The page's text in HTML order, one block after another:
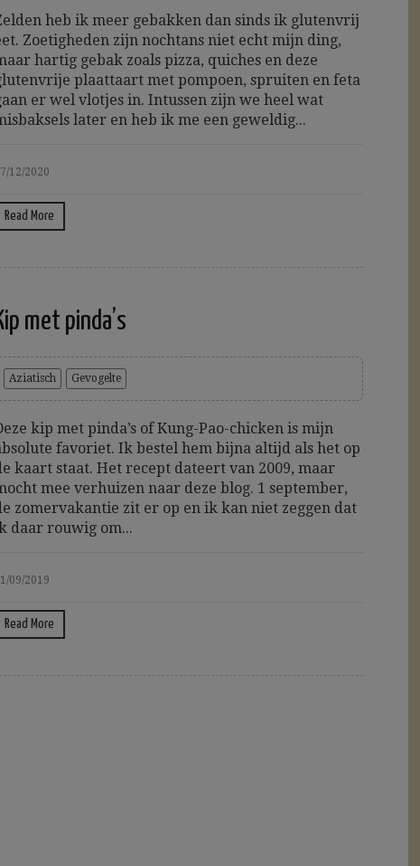
heb ik meer gebakken dan sinds ik glutenvrij
Zoetigheden zijn nochtans niet echt mijn ding,
hartig gebak zoals pizza, quiches en deze
plaattaart met pompoen, spruiten en feta
er wel vlotjes in. Intussen zijn we heel wat
later en heb ik me een geweldig...
12/2020
Read More
met pinda’s
Aziatisch Gevogelte
kip met pinda’s of Kung-Pao-chicken is mijn
favoriet. Ik bestel hem bijna altijd als het op
kaart staat. Het recept dateert van 2009, maar
mee verhuizen naar deze blog. 1 september,
zomervakantie zit er op en ik kan niet zeggen dat
daar rouwig om...
09/2019
Read More